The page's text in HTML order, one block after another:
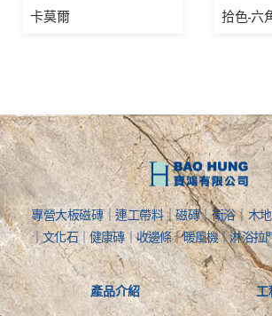
卡莫爾 拾色-六
專營大板磁磚｜連工帶料｜磁磚｜衛浴｜木
｜文化石｜健康磚｜收邊條｜暖風機｜淋浴拉
產品介紹 工